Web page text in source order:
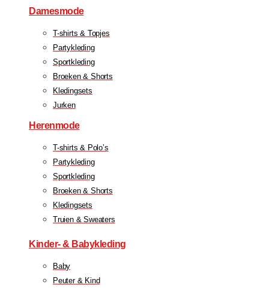
Damesmode
T-shirts & Topjes
Partykleding
Sportkleding
Broeken & Shorts
Kledingsets
Jurken
Herenmode
T-shirts & Polo’s
Partykleding
Sportkleding
Broeken & Shorts
Kledingsets
Truien & Sweaters
Kinder- & Babykleding
Baby
Peuter & Kind